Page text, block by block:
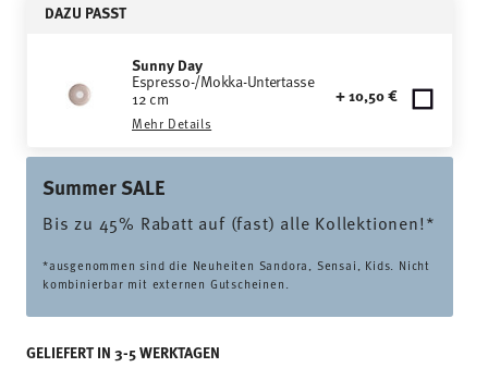
DAZU PASST
Sunny Day
Espresso-/Mokka-Untertasse
12 cm
Mehr Details
+ 10,50 €
Summer SALE
Bis zu 45% Rabatt auf (fast) alle Kollektionen!*
*ausgenommen sind die Neuheiten Sandora, Sensai, Kids. Nicht
kombinierbar mit externen Gutscheinen.
GELIEFERT IN 3-5 WERKTAGEN